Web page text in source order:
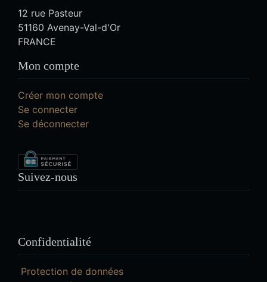
12 rue Pasteur
51160 Avenay-Val-d'Or
FRANCE
Mon compte
Créer mon compte
Se connecter
Se déconnecter
Suivez-nous
Confidentialité
Protection de données